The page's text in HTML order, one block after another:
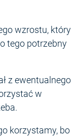
wzrostu, który
tego potrzebny
z ewentualnego
w
korzystamy, bo